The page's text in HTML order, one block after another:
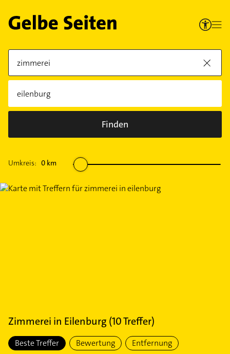
Finden
Umkreis: 0 km
Zimmerei in Eilenburg (10Treffer)
Beste Treffer Bewertung Entfernung